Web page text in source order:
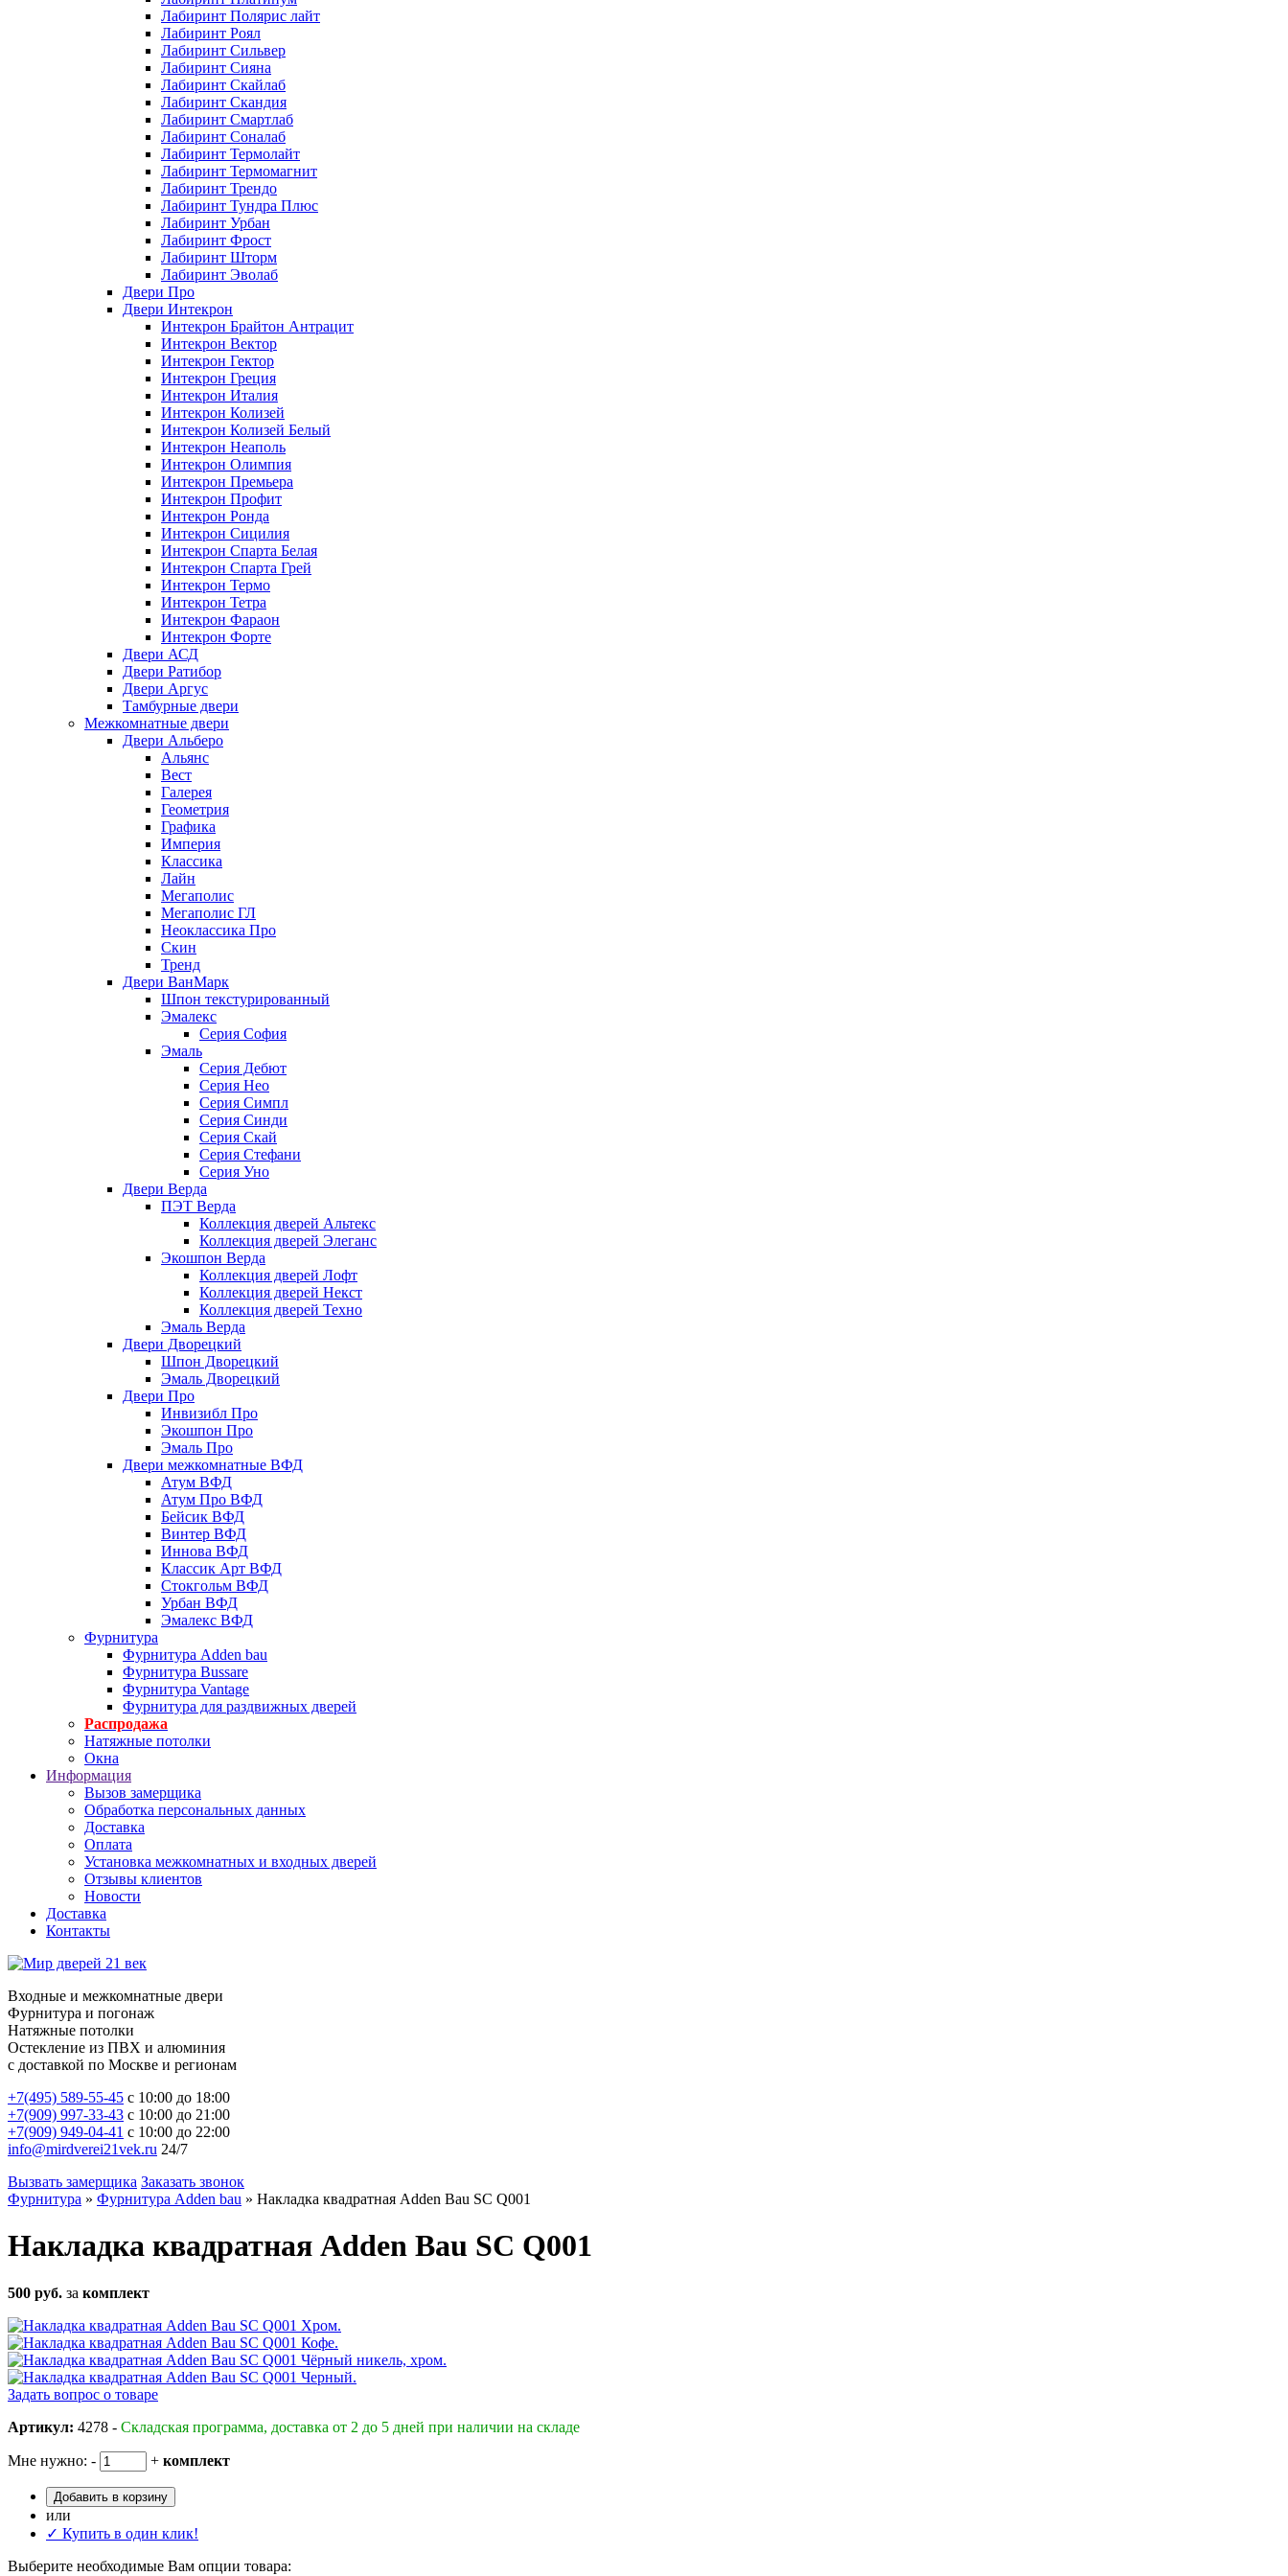
Лабиринт Полярис лайт
Лабиринт Роял
Лабиринт Сильвер
Лабиринт Сияна
Лабиринт Скайлаб
Лабиринт Скандия
Лабиринт Смартлаб
Лабиринт Соналаб
Лабиринт Термолайт
Лабиринт Термомагнит
Лабиринт Трендо
Лабиринт Тундра Плюс
Лабиринт Урбан
Лабиринт Фрост
Лабиринт Шторм
Лабиринт Эволаб
Двери Про
Двери Интекрон
Интекрон Брайтон Антрацит
Интекрон Вектор
Интекрон Гектор
Интекрон Греция
Интекрон Италия
Интекрон Колизей
Интекрон Колизей Белый
Интекрон Неаполь
Интекрон Олимпия
Интекрон Премьера
Интекрон Профит
Интекрон Ронда
Интекрон Сицилия
Интекрон Спарта Белая
Интекрон Спарта Грей
Интекрон Термо
Интекрон Тетра
Интекрон Фараон
Интекрон Форте
Двери АСД
Двери Ратибор
Двери Аргус
Тамбурные двери
Межкомнатные двери
Двери Альберо
Альянс
Вест
Галерея
Геометрия
Графика
Империя
Классика
Лайн
Мегаполис
Мегаполис ГЛ
Неоклассика Про
Скин
Тренд
Двери ВанМарк
Шпон текстурированный
Эмалекс
Серия София
Эмаль
Серия Дебют
Серия Нео
Серия Симпл
Серия Синди
Серия Скай
Серия Стефани
Серия Уно
Двери Верда
ПЭТ Верда
Коллекция дверей Альтекс
Коллекция дверей Элеганс
Экошпон Верда
Коллекция дверей Лофт
Коллекция дверей Некст
Коллекция дверей Техно
Эмаль Верда
Двери Дворецкий
Шпон Дворецкий
Эмаль Дворецкий
Двери Про
Инвизибл Про
Экошпон Про
Эмаль Про
Двери межкомнатные ВФД
Атум ВФД
Атум Про ВФД
Бейсик ВФД
Винтер ВФД
Иннова ВФД
Классик Арт ВФД
Стокгольм ВФД
Урбан ВФД
Эмалекс ВФД
Фурнитура
Фурнитура Adden bau
Фурнитура Bussare
Фурнитура Vantage
Фурнитура для раздвижных дверей
Распродажа
Натяжные потолки
Окна
Информация
Вызов замерщика
Обработка персональных данных
Доставка
Оплата
Установка межкомнатных и входных дверей
Отзывы клиентов
Новости
Доставка
Контакты
Входные и межкомнатные двери
Фурнитура и погонаж
Натяжные потолки
Остекление из ПВХ и алюминия
с доставкой по Москве и регионам
+7(495) 589-55-45 с 10:00 до 18:00
+7(909) 997-33-43 с 10:00 до 21:00
+7(909) 949-04-41 с 10:00 до 22:00
info@mirdverei21vek.ru 24/7
Вызвать замерщика Заказать звонок
Фурнитура » Фурнитура Adden bau » Накладка квадратная Adden Bau SC Q001
Накладка квадратная Adden Bau SC Q001
500 руб. за комплект
Задать вопрос о товаре
Артикул: 4278 - Складская программа, доставка от 2 до 5 дней при наличии на складе
Мне нужно: - + комплект
Добавить в корзину
или
✓ Купить в один клик!
Выберите необходимые Вам опции товара: